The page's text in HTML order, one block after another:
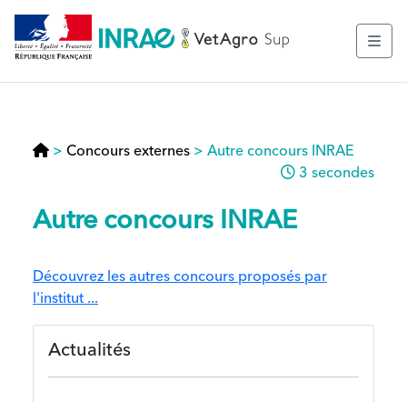
> Concours externes > Autre concours INRAE
3 secondes
Autre concours INRAE
Découvrez les autres concours proposés par
l'institut ...
Actualités